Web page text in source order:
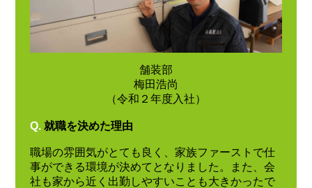
舗装部
梅田浩尚
（令和２年度入社）
Q. 就職を決めた理由
職場の雰囲気がとても良く、家族ファーストで仕
事ができる環境が決めてとなりました。また、会
社も家から近く出勤しやすいことも大きかったで